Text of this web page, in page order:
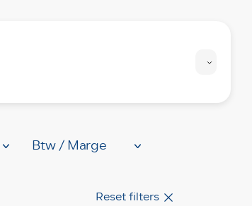
Reset filters